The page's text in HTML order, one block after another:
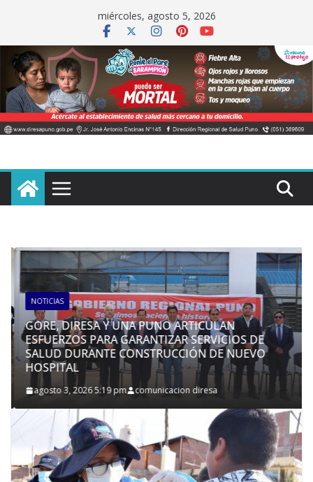
contenido
miércoles, agosto 5, 2026
NOTICIAS
GORE, DIRESA Y UNA PUNO ARTICULAN
ESFUERZOS PARA GARANTIZAR SERVICIOS DE
SALUD DURANTE CONSTRUCCIÓN DE NUEVO
HOSPITAL
agosto 3, 2026 5:19 pm comunicacion diresa